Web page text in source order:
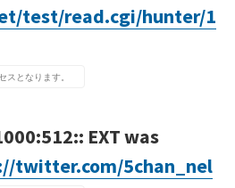
test/read.cgi/hunter/1
スとなります。
EXT was
twitter.com/5chan_nel